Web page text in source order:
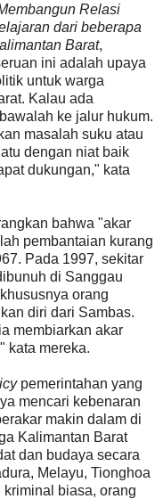
Relasi
dari beberapa
Barat,
ini adalah upaya
untuk warga
Kalau ada
ke jalur hukum.
masalah suku atau
dengan niat baik
dukungan," kata
bahwa "akar
pembantaian kurang
Pada 1997, sekitar
di Sanggau
orang
diri dari Sambas.
membiarkan akar
kata mereka.
pemerintahan yang
mencari kebenaran
makin dalam di
Kalimantan Barat
dan budaya secara
Melayu, Tionghoa
biasa, orang